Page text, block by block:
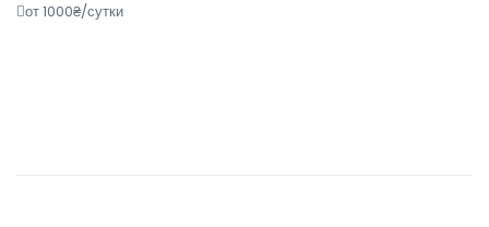
от 1000₴/сутки